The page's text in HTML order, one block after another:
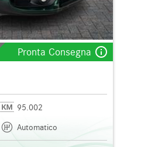
Pronta Consegna info_outline
95.002
Automatico